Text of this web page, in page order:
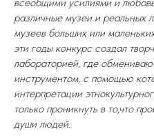
различные музеи и реальных
музеев больших или
эти годы конкурс создал
лабораторией, где
инструментом, с помощью
интерпретации
только проникнуть в то,что
души людей.